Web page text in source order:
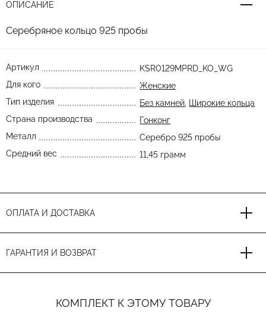
ОПИСАНИЕ
Серебряное кольцо 925 пробы
Артикул
KSR0129MPRD_KO_WG
Для кого
Женские
Тип изделия
Без камней
Широкие кольца
Страна производства
Гонконг
Металл
Серебро 925 пробы
Средний вес
11,45 грамм
ОПЛАТА И ДОСТАВКА
ГАРАНТИЯ И ВОЗВРАТ
КОМПЛЕКТ К ЭТОМУ ТОВАРУ